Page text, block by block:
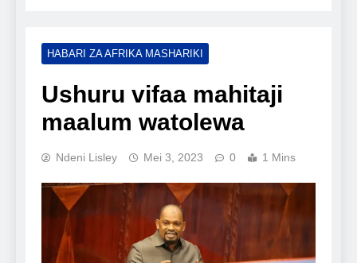
HABARI ZA AFRIKA MASHARIKI
Ushuru vifaa mahitaji
maalum watolewa
Ndeni Lisley Mei 3, 2023 0 1 Mins